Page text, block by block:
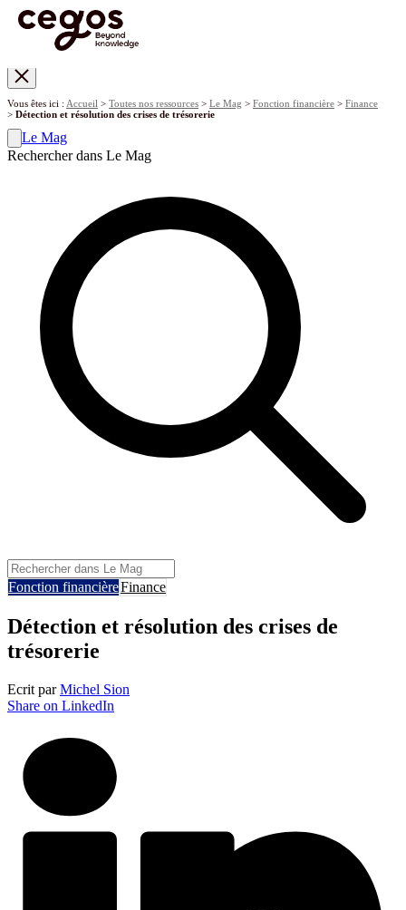
Vous êtes ici : Accueil > Toutes nos ressources > Le Mag > Fonction financière > Finance
> Détection et résolution des crises de trésorerie
Le Mag
Rechercher dans Le Mag
Fonction financièreFinance
Détection et résolution des crises de
trésorerie
Ecrit parMichel Sion
Share on LinkedIn